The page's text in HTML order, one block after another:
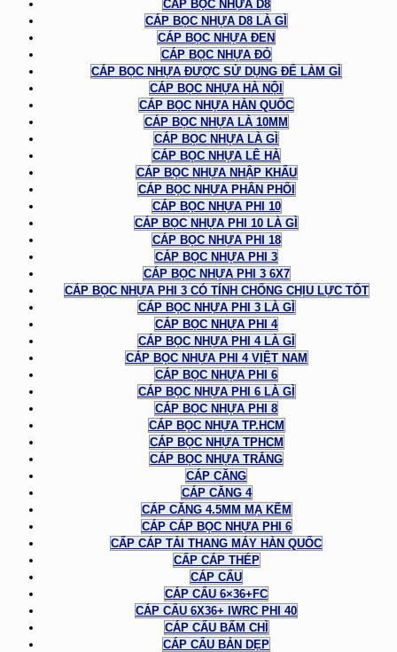
CÁP BỌC NHỰA D8
CÁP BỌC NHỰA D8 LÀ GÌ
CÁP BỌC NHỰA ĐEN
CÁP BỌC NHỰA ĐỎ
CÁP BỌC NHỰA ĐƯỢC SỬ DỤNG ĐỂ LÀM GÌ
CÁP BỌC NHỰA HÀ NỘI
CÁP BỌC NHỰA HÀN QUỐC
CÁP BỌC NHỰA LÀ 10MM
CÁP BỌC NHỰA LÀ GÌ
CÁP BỌC NHỰA LÊ HÀ
CÁP BỌC NHỰA NHẬP KHẨU
CÁP BỌC NHỰA PHÂN PHỐI
CÁP BỌC NHỰA PHI 10
CÁP BỌC NHỰA PHI 10 LÀ GÌ
CÁP BỌC NHỰA PHI 18
CÁP BỌC NHỰA PHI 3
CÁP BỌC NHỰA PHI 3 6X7
CÁP BỌC NHỰA PHI 3 CÓ TÍNH CHỐNG CHỊU LỰC TỐT
CÁP BỌC NHỰA PHI 3 LÀ GÌ
CÁP BỌC NHỰA PHI 4
CÁP BỌC NHỰA PHI 4 LÀ GÌ
CÁP BỌC NHỰA PHI 4 VIỆT NAM
CÁP BỌC NHỰA PHI 6
CÁP BỌC NHỰA PHI 6 LÀ GÌ
CÁP BỌC NHỰA PHI 8
CÁP BỌC NHỰA TP.HCM
CÁP BỌC NHỰA TPHCM
CÁP BỌC NHỰA TRẮNG
CÁP CĂNG
CÁP CĂNG 4
CÁP CĂNG 4.5MM MẠ KẼM
CÁP CÁP BỌC NHỰA PHI 6
CẤP CÁP TẢI THANG MÁY HÀN QUỐC
CẤP CÁP THÉP
CÁP CẨU
CÁP CẨU 6×36+FC
CÁP CẨU 6X36+ IWRC PHI 40
CÁP CẨU BẤM CHÌ
CÁP CẨU BẢN DẸP